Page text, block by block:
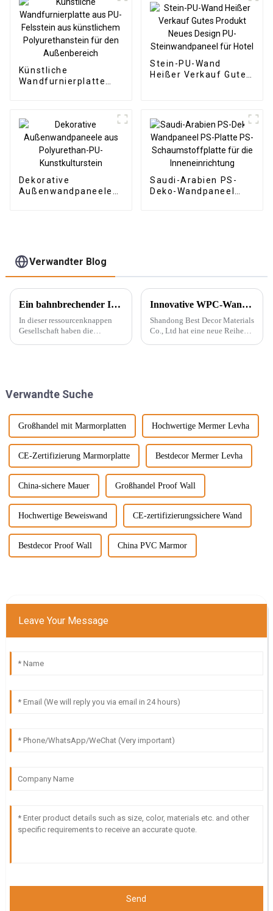
Holzfolienwandplatten
für den Außenbereich
mit Grafikdesign-
Lösung
Künstliche
Wandfurnierplatte
den Außenbereich
Stein-PU-Wand
Heißer Verkauf Gutes
Dekorative
Außenwandpaneele
Saudi-Arabien PS-
Deko-Wandpaneel
Verwandter Blog
Ein bahnbrechender Innovator in der Dekorationsindustrie – PVC-Marmorplatten
In dieser ressourcenknappen
Gesellschaft haben die
Marmorplatten. Echter Marmor
Abbau wird ...
Innovative WPC-Wandpaneele für stilvolle Häuser
Shandong Best Decor Materials
Co., Ltd hat eine neue Reihe
Verwandte Suche
Großhandel mit Marmorplatten Hochwertige Mermer Levha
CE-Zertifizierung Marmorplatte Bestdecor Mermer Levha
China-sichere Mauer Großhandel Proof Wall
Hochwertige Beweiswand CE-zertifizierungssichere Wand
Bestdecor Proof Wall China PVC Marmor
Leave Your Message
Send